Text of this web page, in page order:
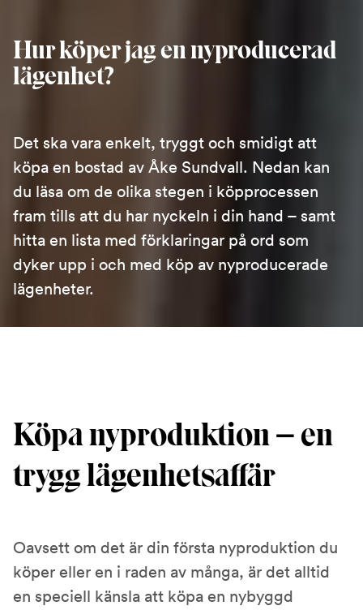
Hur köper jag en nyproducerad
lägenhet?
Det ska vara enkelt, tryggt och smidigt att
köpa en bostad av Åke Sundvall. Nedan kan
du läsa om de olika stegen i köpprocessen
fram tills att du har nyckeln i din hand – samt
hitta en lista med förklaringar på ord som
dyker upp i och med köp av nyproducerade
lägenheter.
Köpa nyproduktion – en
trygg lägenhetsaffär
Oavsett om det är din första nyproduktion du
köper eller en i raden av många, är det alltid
en speciell känsla att köpa en nybyggd